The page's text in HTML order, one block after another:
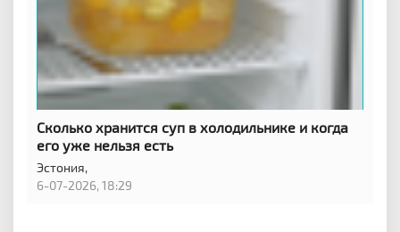
Сколько хранится суп в холодильнике и когда
его уже нельзя есть
Эстония,
6-07-2026, 18:29